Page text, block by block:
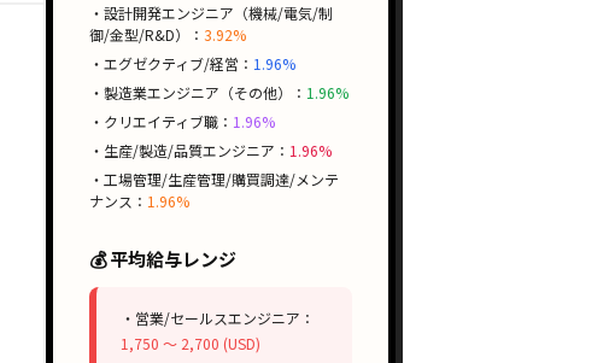
・設計開発エンジニア（機械/電気/制
御/金型/R&D）： 3.92%
・エグゼクティブ/経営： 1.96%
・製造業エンジニア（その他）： 1.96%
・クリエイティブ職： 1.96%
・生産/製造/品質エンジニア： 1.96%
・工場管理/生産管理/購買調達/メンテ
ナンス： 1.96%
💰 平均給与レンジ
・営業/セールスエンジニア：
1,750 〜 2,700 (USD)